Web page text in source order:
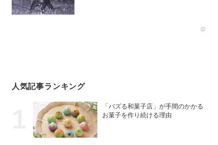
人気記事ランキング
「バズる和菓子店」が手間のかかる
お菓子を作り続ける理由